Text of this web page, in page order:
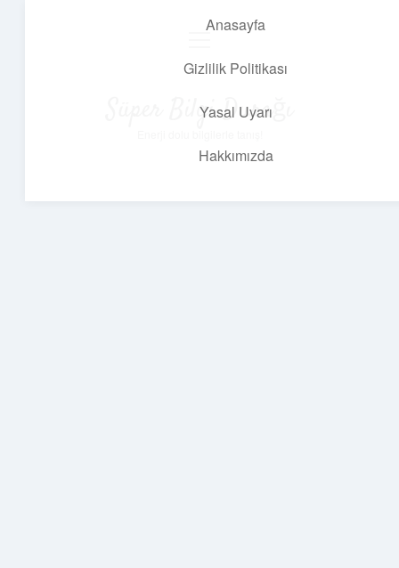
Anasayfa
Gizlilik Politikası
Yasal Uyarı
Hakkımızda
Süper Bilgi Durağı